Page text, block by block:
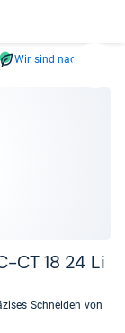
sich
Wir sind nachhaltig
​CT 18 24 Li
Schneiden von